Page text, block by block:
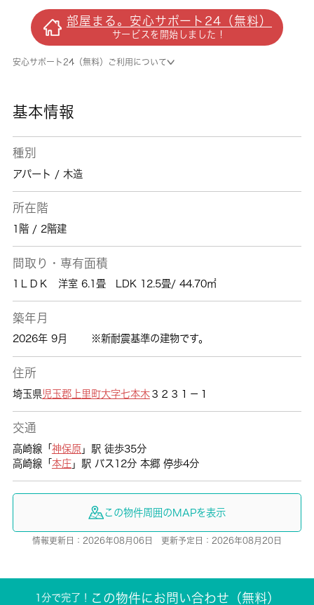
につながります。室内設備は洗面所独立・浴室
乾燥機など大変充実しております。防犯カメラ
を設置しているので、トラブルが発生した時も
映像を確認できる安心感があります。1LDKの
部屋まる。安心サポート24（無料）
サービスを開始しました！
安心サポート24（無料）ご利用について
基本情報
種別
アパート / 木造
所在階
1階 / 2階建
間取り・専有面積
1ＬＤＫ 洋室 6.1畳 LDK 12.5畳/ 44.70㎡
築年月
2026年 9月 ※新耐震基準の建物です。
住所
埼玉県児玉郡上里町大字七本木３２３１－１
交通
高崎線「 神保原 」駅 徒歩35分
高崎線「 本庄」駅 バス12分 本郷 停歩4分
この物件周囲のMAPを表示
情報更新日：2026年08月06日 更新予定日：2026年08月20日
1分で完了！ この物件にお問い合わせ（無料）